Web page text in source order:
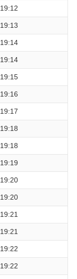
19:12
19:13
19:14
19:14
19:15
19:16
19:17
19:18
19:18
19:19
19:20
19:20
19:21
19:21
19:22
19:22